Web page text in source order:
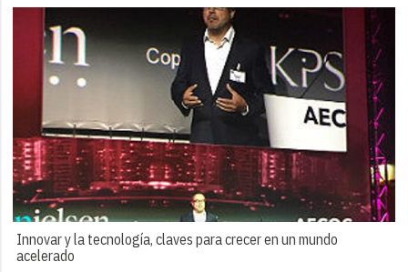
Innovar y la tecnología, claves para crecer en un mundo
acelerado